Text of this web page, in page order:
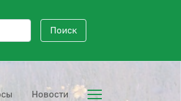
Поиск
Новости